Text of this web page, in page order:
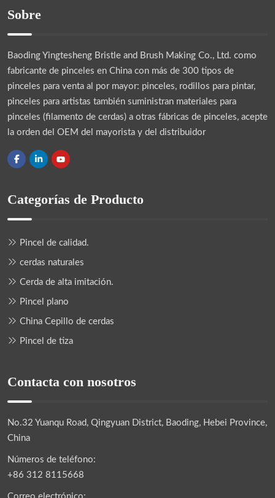
Sobre
Baoding Yingtesheng Bristle and Brush Making Co., Ltd. como
fabricante de pinceles en China con más de 300 tipos de
pinceles para venta al por mayor: pinceles, rodillos para pintar,
pinceles para artistas también suministran materiales para
pinceles (filamento de cerdas) a otras fábricas de pinceles, acepte
la orden del OEM del mayorista y del distribuidor
Categorías de Producto
Pincel de calidad.
cerdas naturales
Cerda de alta imitación.
Pincel plano
China Cepillo de cerdas
Pincel de tiza
Contacta con nosotros
No.32 Yuanqu Road, Qingyuan District, Baoding, Hebei Province,
China
Números de teléfono:
+86 312 8115668